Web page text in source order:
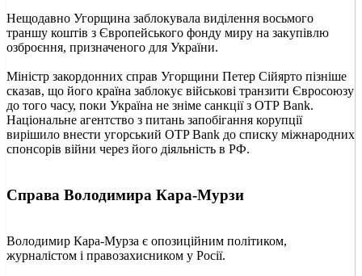
Нещодавно Угорщина заблокувала виділення восьмого
траншу коштів з Європейського фонду миру на закупівлю
озброєння, призначеного для України.
Міністр закордонних справ Угорщини Петер Сійярто пізніше
сказав, що його країна заблокує військові транзити Євросоюзу
до того часу, поки Україна не зніме санкції з ОТР Bank.
Національне агентство з питань запобігання корупції
вирішило внести угорський OTP Bank до списку міжнародних
спонсорів війни через його діяльність в РФ.
Справа Володимира Кара-Мурзи
Володимир Кара-Мурза є опозиційним політиком,
журналістом і правозахисником у Росії.